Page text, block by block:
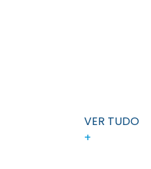
VER TUDO
+